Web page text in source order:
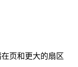
页和更大的扇区